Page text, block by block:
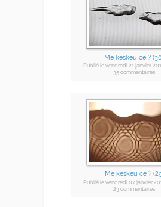
Mé késkeu cé ?
Publiéle vendredi 21 janvier
35 commentaires
Mé késkeu cé ?
Publiéle vendredi 07 janvier
23 commentaires